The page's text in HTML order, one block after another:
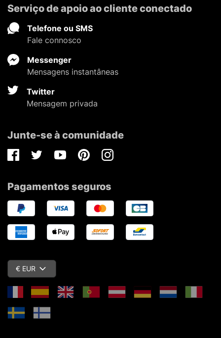
Serviço de apoio ao cliente conectado
Telefone ou SMS
Fale connosco
Messenger
Mensagens instantâneas
Twitter
Mensagem privada
Junte-se à comunidade
FacebookTwitterYoutubePinterestInstagram
Pagamentos seguros
€ EUR